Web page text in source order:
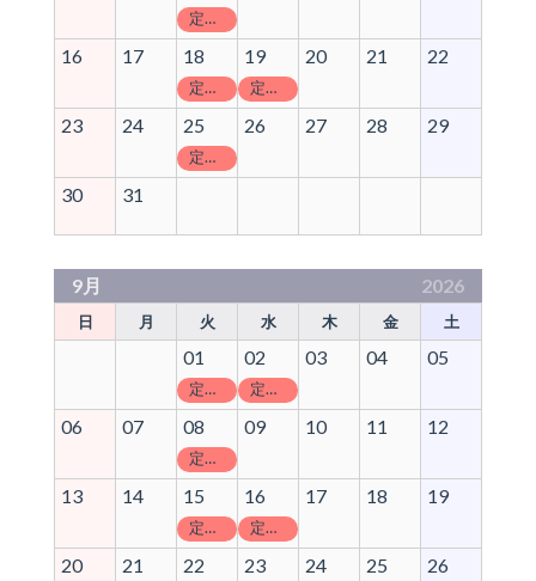
定休日
16 17 18
定休日
19
定休日
20 21 22
23 24 25
定休日
26 27 28 29
30 31
9月 2026
日 月 火 水 木 金 土
01
定休日
02
定休日
03 04 05
06 07 08
定休日
09 10 11 12
13 14 15
定休日
16
定休日
17 18 19
20 21 22 23 24 25 26